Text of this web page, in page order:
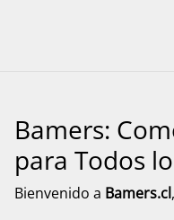
Bamers:
para Todos
Bienvenido a Bamers.cl